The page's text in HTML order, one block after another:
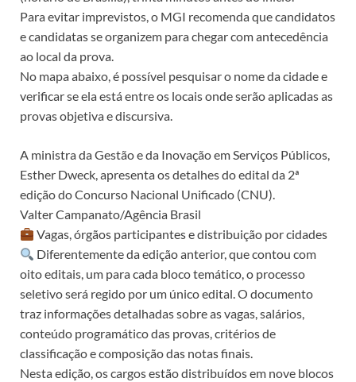
Para evitar imprevistos, o MGI recomenda que candidatos
e candidatas se organizem para chegar com antecedência
ao local da prova.
No mapa abaixo, é possível pesquisar o nome da cidade e
verificar se ela está entre os locais onde serão aplicadas as
provas objetiva e discursiva.
A ministra da Gestão e da Inovação em Serviços Públicos,
Esther Dweck, apresenta os detalhes do edital da 2ª
edição do Concurso Nacional Unificado (CNU).
Valter Campanato/Agência Brasil
Vagas, órgãos participantes e distribuição por cidades
Diferentemente da edição anterior, que contou com
oito editais, um para cada bloco temático, o processo
seletivo será regido por um único edital. O documento
traz informações detalhadas sobre as vagas, salários,
conteúdo programático das provas, critérios de
classificação e composição das notas finais.
Nesta edição, os cargos estão distribuídos em nove blocos